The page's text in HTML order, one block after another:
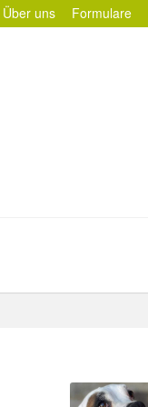
Über uns Formulare